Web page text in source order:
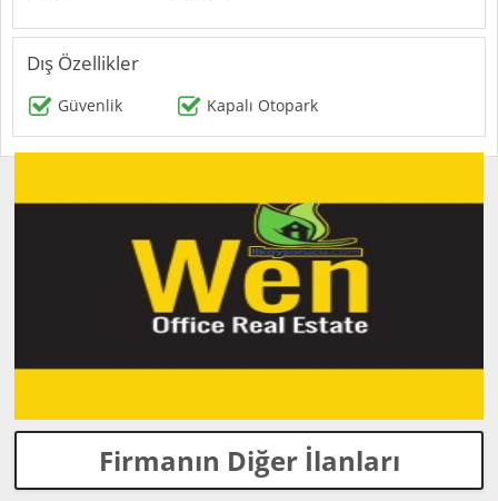
Dış Özellikler
Güvenlik Kapalı Otopark
Firmanın Diğer İlanları